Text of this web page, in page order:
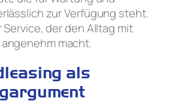
zur Verfügung steht.
Service, der den Alltag mit
macht.
als